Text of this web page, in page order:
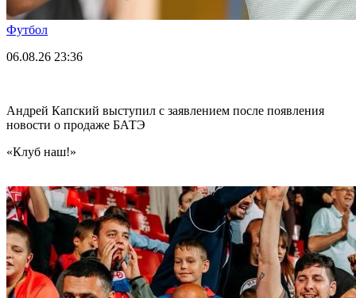
Футбол
06.08.26 23:36
Андрей Капский выступил с заявлением после появления
новости о продаже БАТЭ
«Клуб наш!»